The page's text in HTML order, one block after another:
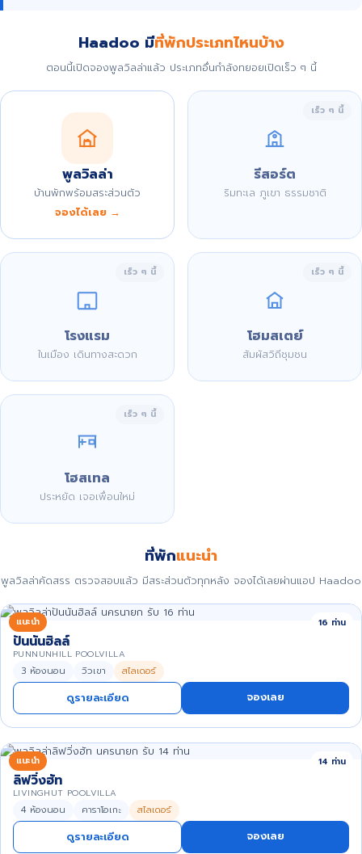
Haadoo มีที่พักประเภทไหนบ้าง
ตอนนี้เปิดจองพูลวิลล่าแล้ว ประเภทอื่นกำลังทยอยเปิดเร็ว ๆ นี้
พูลวิลล่า
บ้านพักพร้อมสระส่วนตัว
จองได้เลย →
เร็ว ๆ นี้
รีสอร์ต
ริมทะเล ภูเขา ธรรมชาติ
เร็ว ๆ นี้
โรงแรม
ในเมือง เดินทางสะดวก
เร็ว ๆ นี้
โฮมสเตย์
สัมผัสวิถีชุมชน
เร็ว ๆ นี้
โฮสเทล
ประหยัด เจอเพื่อนใหม่
ที่พักแนะนำ
พูลวิลล่าคัดสรร ตรวจสอบแล้ว มีสระส่วนตัวทุกหลัง จองได้เลยผ่านแอป Haadoo
แนะนำ 16 ท่าน
ปันนันฮิลล์
PUNNUNHILL POOLVILLA
3 ห้องนอน วิวเขา สไลเดอร์
ดูรายละเอียด จองเลย
แนะนำ 14 ท่าน
ลิฟวิ่งฮัท
LIVINGHUT POOLVILLA
4 ห้องนอน คาราโอเกะ สไลเดอร์
ดูรายละเอียด จองเลย